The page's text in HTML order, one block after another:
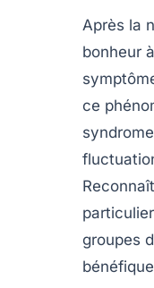
Après la
bonheur
ce
groupes